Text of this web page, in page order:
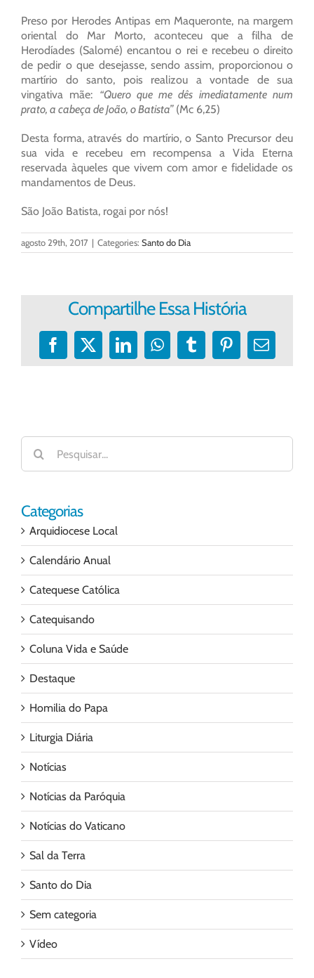
Preso por Herodes Antipas em Maqueronte, na margem
oriental do Mar Morto, aconteceu que a filha de
Herodíades (Salomé) encantou o rei e recebeu o direito
de pedir o que desejasse, sendo assim, proporcionou o
martírio do santo, pois realizou a vontade de sua
vingativa mãe: “Quero que me dês imediatamente num
prato, a cabeça de João, o Batista”(Mc 6,25)
Desta forma, através do martírio, o Santo Precursor deu
sua vida e recebeu em recompensa a Vida Eterna
reservada àqueles que vivem com amor e fidelidade os
mandamentos de Deus.
São João Batista, rogai por nós!
agosto 29th, 2017 | Categories: Santo do Dia
Compartilhe Essa História
Facebook
X LinkedInWhatsApp
TumblrPinterest
E-
Buscar
resultados
para:
Categorias
Arquidiocese Local
Calendário Anual
Catequese Católica
Catequisando
Coluna Vida e Saúde
Destaque
Homilia do Papa
Liturgia Diária
Notícias
Notícias da Paróquia
Notícias do Vaticano
Sal da Terra
Santo do Dia
Sem categoria
Vídeo